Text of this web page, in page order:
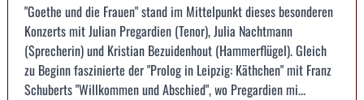
"Goethe und die Frauen" stand im Mittelpunkt dieses besonderen
Konzerts mit Julian Pregardien (Tenor), Julia Nachtmann
(Sprecherin) und Kristian Bezuidenhout (Hammerflügel). Gleich
zu Beginn faszinierte der "Prolog in Leipzig: Käthchen" mit Franz
Schuberts "Willkommen und Abschied", wo Pregardien mi...